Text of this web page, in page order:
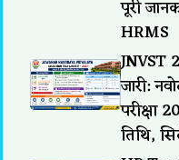
पूरी
HRMS
जारी:
परीक्षा
तिथि,